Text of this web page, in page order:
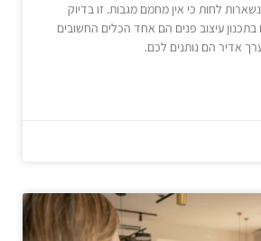
לחות כי אין מחמם מגבות. זו בדיוק
עיצוב פנים הם אחד הכלים החשובים
אדיר הם נותנים לכם.